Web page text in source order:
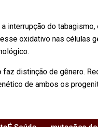
interrupção do
oxidativo nas células
distinção de gênero.
de ambos os